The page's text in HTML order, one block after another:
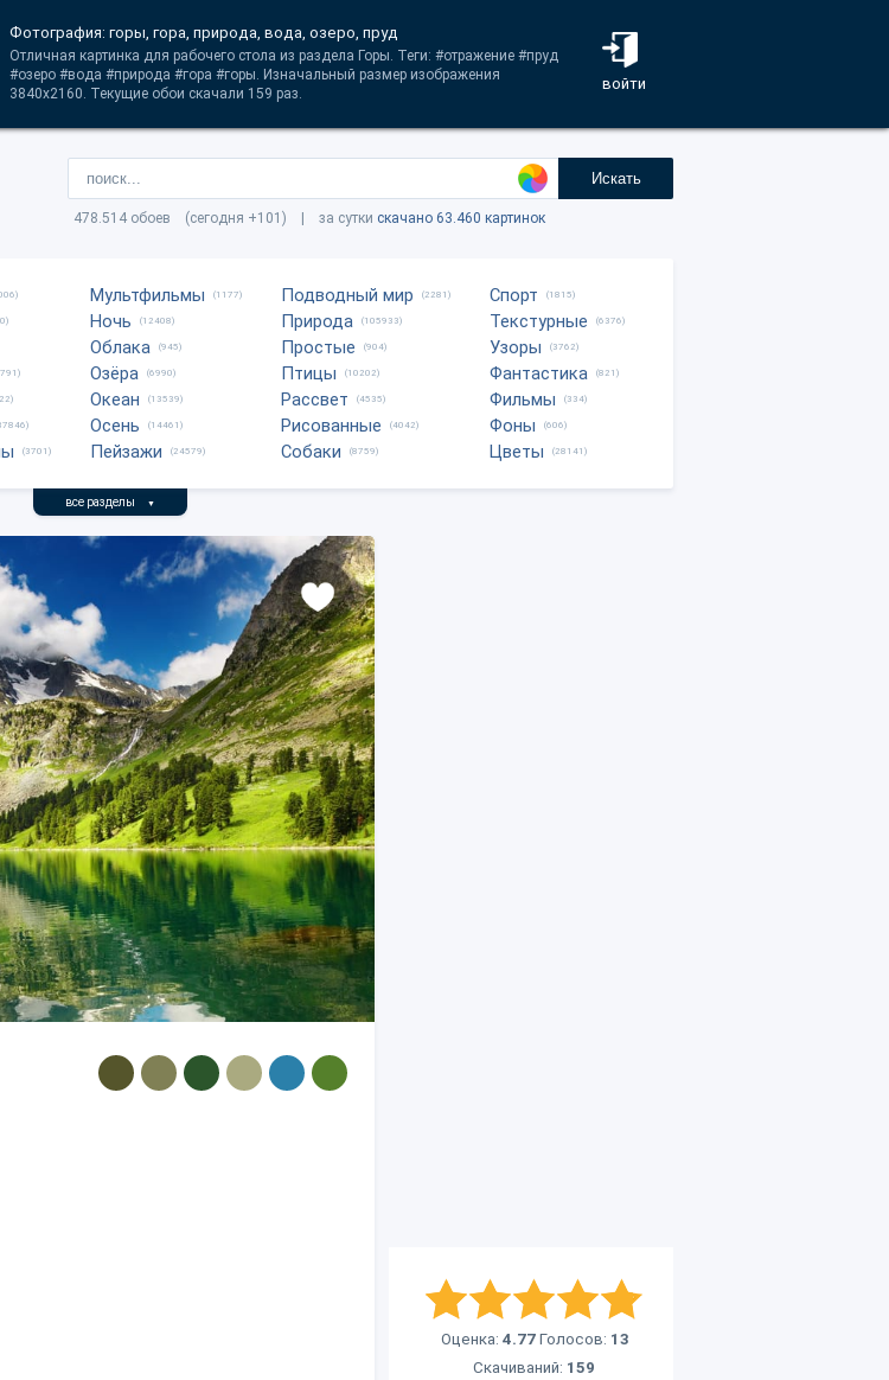
войти
Фотография: горы, гора, природа, вода, озеро, пруд
Отличная картинка для рабочего стола из раздела Горы. Теги: #отражение #пруд
#озеро #вода #природа #гора #горы. Изначальный размер изображения
3840x2160. Текущие обои скачали 159 раз.
Искать
478.514 обоев (сегодня +101) | за сутки скачано 63.460 картинок
(3701)
Мультфильмы (1177)
Ночь (12408)
Облака (945)
Озёра (6990)
Океан (13539)
Осень (14461)
Пейзажи (24579)
Подводный мир (2281)
Природа (105933)
Простые (904)
Птицы (10202)
Рассвет (4535)
Рисованные (4042)
Собаки (8759)
Спорт (1815)
Текстурные (6376)
Узоры (3762)
Фантастика (821)
Фильмы (334)
Фоны (606)
Цветы (28141)
все разделы ▼
Оценка: 4.77 Голосов: 13
Скачиваний: 159